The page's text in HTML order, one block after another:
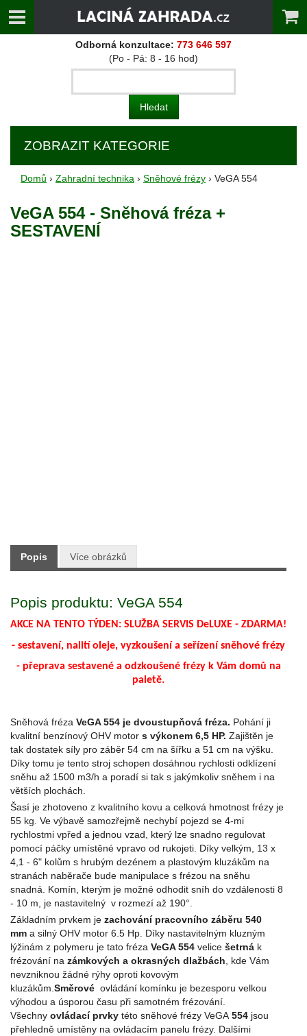
Odborná konzultace: 773 646 597
(Po - Pá: 8 - 16 hod)
ZOBRAZIT KATEGORIE
Domů › Zahradní technika › Sněhové frézy › VeGA 554
VeGA 554 - Sněhová fréza +
SESTAVENÍ
Popis Více obrázků
Popis produktu: VeGA 554
AKCE NA TENTO TÝDEN: SLUŽBA SERVIS DeLUXE - ZDARMA!
- sestavení, nalití oleje, vyzkoušení a seřízení sněhové frézy
- přeprava sestavené a odzkoušené frézy k Vám domů na
paletě.
Sněhová fréza VeGA 554 je dvoustupňová fréza. Pohání ji
kvalitní benzínový OHV motor s výkonem 6,5 HP. Zajištěn je
tak dostatek síly pro záběr 54 cm na šířku a 51 cm na výšku.
Díky tomu je tento stroj schopen dosáhnou rychlosti odklízení
sněhu až 1500 m3/h a poradí si tak s jakýmkoliv sněhem i na
větších plochách.
Šasí je zhotoveno z kvalitního kovu a celková hmotnost frézy je
55 kg. Ve výbavě samozřejmě nechybí pojezd se 4-mi
rychlostmi vpřed a jednou vzad, který lze snadno regulovat
pomocí páčky umístěné vpravo od rukojeti. Díky velkým, 13 x
4,1 - 6" kolům s hrubým dezénem a plastovým kluzákům na
stranách naběrače bude manipulace s frézou na sněhu
snadná. Komín, kterým je možné odhodit sníh do vzdálenosti 8
- 10 m, je nastavitelný v rozmezí až 190°.
Základním prvkem je zachování pracovního záběru 540
mm a silný OHV motor 6.5 Hp. Díky nastavitelným kluzným
lýžinám z polymeru je tato fréza VeGA 554 velice šetrná k
frézování na zámkových a okrasných dlažbách , kde Vám
nevzniknou žádné rýhy oproti kovovým
kluzákům. Směrové ovládání komínku je bezesporu velkou
výhodou a úsporou času při samotném frézování.
Všechny ovládací prvky této sněhové frézy VeGA 554 jsou
přehledně umístěny na ovládacím panelu frézy. Dalšími